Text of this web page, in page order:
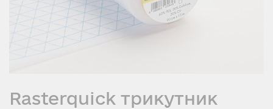
Rasterquick трикутник